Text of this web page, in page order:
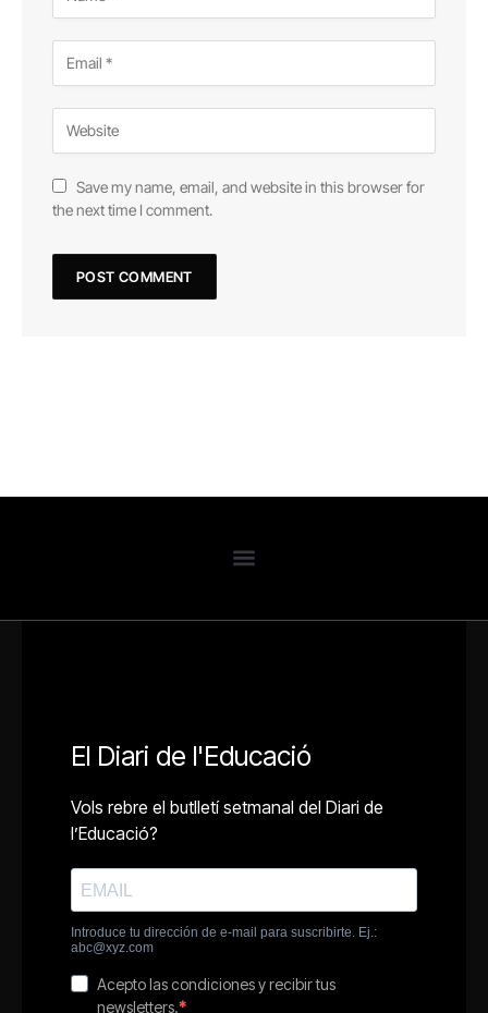
Save my name, email, and website in this browser for
the next time I comment.